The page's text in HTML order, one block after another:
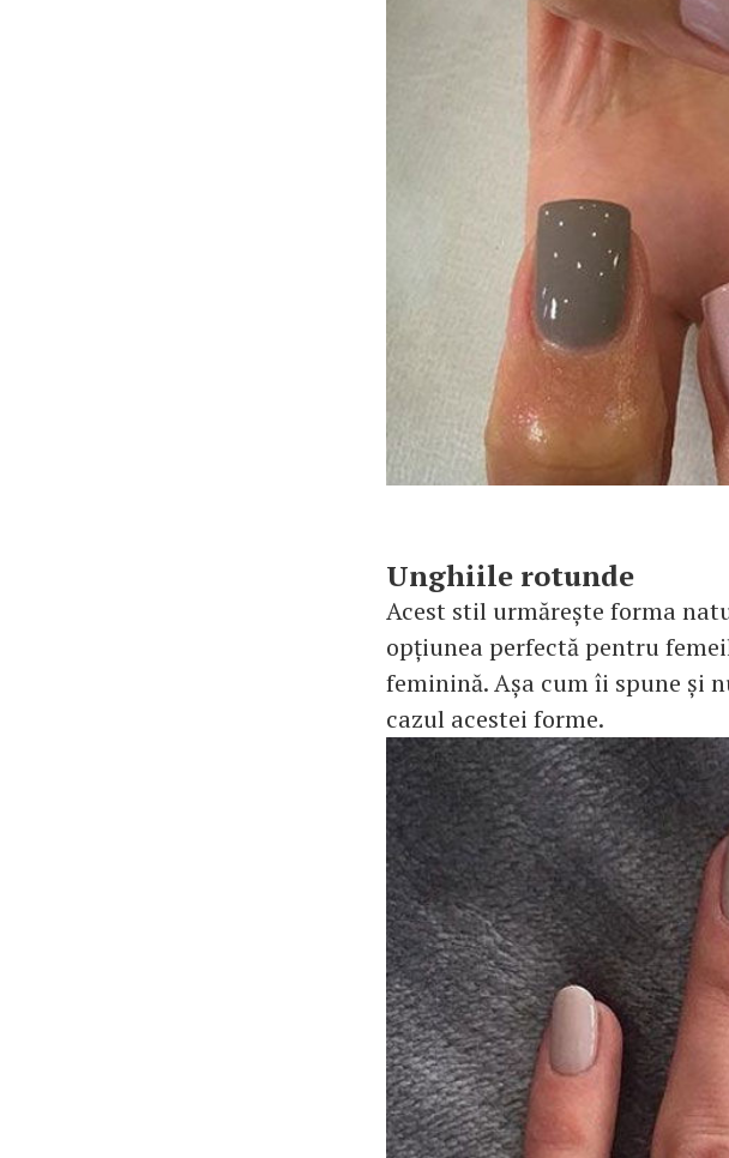
Unghiile rotunde
Acest stil urmărește forma
opțiunea perfectă pentru
feminină. Așa cum îi spune și
cazul acestei forme.